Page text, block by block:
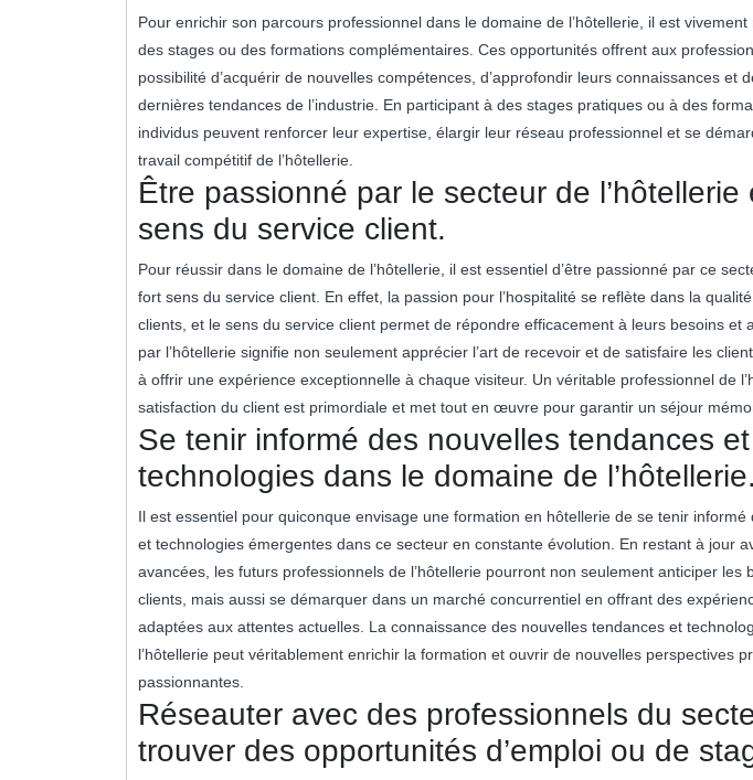
Pour enrichir son parcours professionnel dans le domaine de l’hôtellerie, il est
des stages ou des formations complémentaires. Ces opportunités offrent aux
possibilité d’acquérir de nouvelles compétences, d’approfondir leurs connaissances et
dernières tendances de l’industrie. En participant à des stages pratiques ou à des
individus peuvent renforcer leur expertise, élargir leur réseau professionnel et se
travail compétitif de l’hôtellerie.
Être passionné par le secteur de l’hôtellerie
sens du service client.
Pour réussir dans le domaine de l’hôtellerie, il est essentiel d’être passionné par ce
fort sens du service client. En effet, la passion pour l’hospitalité se reflète dans la
clients, et le sens du service client permet de répondre efficacement à leurs besoins et
par l’hôtellerie signifie non seulement apprécier l’art de recevoir et de satisfaire les
à offrir une expérience exceptionnelle à chaque visiteur. Un véritable professionnel de
satisfaction du client est primordiale et met tout en œuvre pour garantir un séjour
Se tenir informé des nouvelles tendances et
technologies dans le domaine de l’hôtellerie.
Il est essentiel pour quiconque envisage une formation en hôtellerie de se tenir informé
et technologies émergentes dans ce secteur en constante évolution. En restant à jour
avancées, les futurs professionnels de l’hôtellerie pourront non seulement anticiper les
clients, mais aussi se démarquer dans un marché concurrentiel en offrant des
adaptées aux attentes actuelles. La connaissance des nouvelles tendances et
l’hôtellerie peut véritablement enrichir la formation et ouvrir de nouvelles perspectives
passionnantes.
Réseauter avec des professionnels du
trouver des opportunités d’emploi ou de